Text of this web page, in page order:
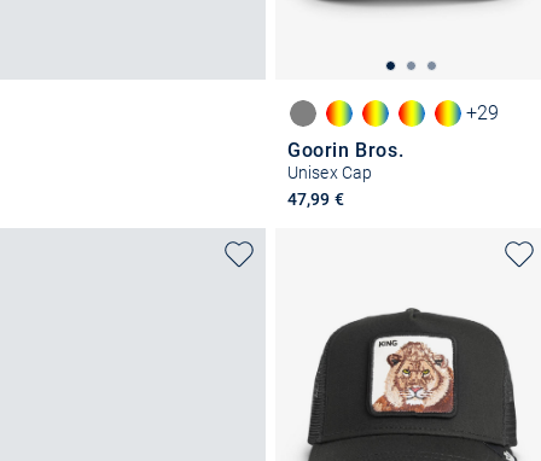
+29
Goorin Bros.
Unisex Cap
47,99 €